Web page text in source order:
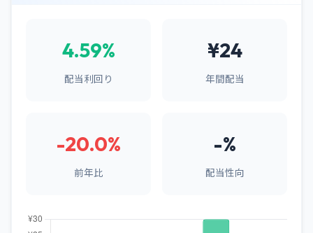
4.59%
配当利回り
¥24
年間配当
-20.0%
前年比
-%
配当性向